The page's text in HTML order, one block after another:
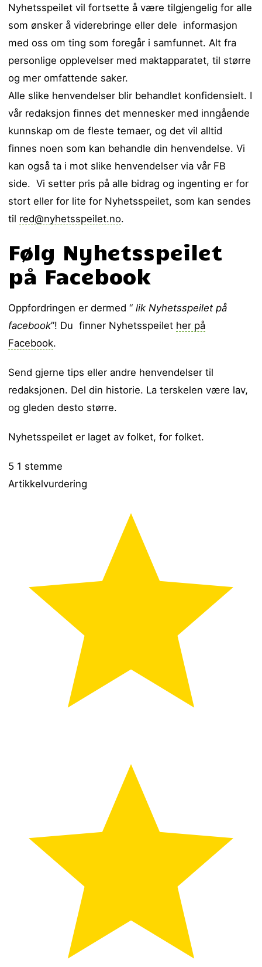
Nyhetsspeilet vil fortsette å være tilgjengelig for alle
som ønsker å viderebringe eller dele informasjon
med oss om ting som foregår i samfunnet. Alt fra
personlige opplevelser med maktapparatet, til større
og mer omfattende saker.
Alle slike henvendelser blir behandlet konfidensielt. I
vår redaksjon finnes det mennesker med inngående
kunnskap om de fleste temaer, og det vil alltid
finnes noen som kan behandle din henvendelse. Vi
kan også ta i mot slike henvendelser via vår FB
side. Vi setter pris på alle bidrag og ingenting er for
stort eller for lite for Nyhetsspeilet, som kan sendes
til red@nyhetsspeilet.no.
Følg Nyhetsspeilet
på Facebook
Oppfordringen er dermed “lik Nyhetsspeilet på
facebook”! Du finner Nyhetsspeilet her på
Facebook.
Send gjerne tips eller andre henvendelser til
redaksjonen. Del din historie. La terskelen være lav,
og gleden desto større.
Nyhetsspeilet er laget av folket, for folket.
5 1 stemme
Artikkelvurdering